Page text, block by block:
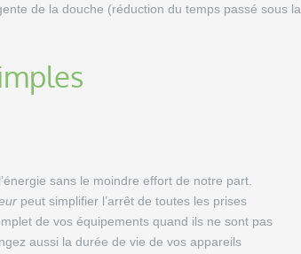
de la douche (réduction du temps passé sous la
sans le moindre effort de notre part.
peut simplifier l’arrêt de toutes les prises
de vos équipements quand ils ne sont pas
aussi la durée de vie de vos appareils